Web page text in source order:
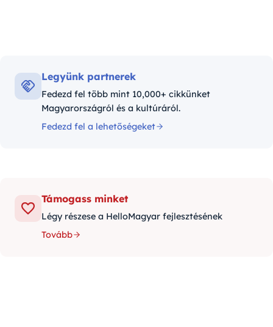
Legyünk partnerek
Fedezd fel több mint 10,000+ cikkünket
Magyarországról és a kultúráról.
Fedezd fel a lehetőségeket
Támogass minket
Légy részese a HelloMagyar fejlesztésének
Tovább